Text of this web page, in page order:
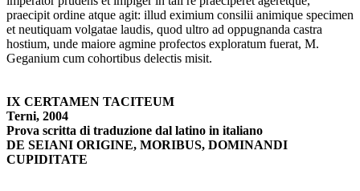
praecipit ordine atque agit: illud eximium consilii animique specimen
et neutiquam volgatae laudis, quod ultro ad oppugnanda castra
hostium, unde maiore agmine profectos exploratum fuerat, M.
Geganium cum cohortibus delectis misit.
IX CERTAMEN TACITEUM
Terni, 2004
Prova scritta di traduzione dal latino in italiano
DE SEIANI ORIGINE, MORIBUS, DOMINANDI
CUPIDITATE